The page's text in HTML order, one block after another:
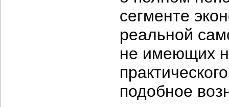
сегменте
реальной
не имеющих
подобное